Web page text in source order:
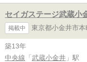
セイガステージ武蔵小
掲載中 東京都小金井市本
築13年
中央線 「 武蔵小金井 」駅